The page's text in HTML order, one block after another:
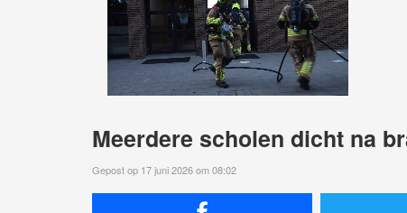
Meerdere scholen dicht na
Gepost op 17 juni 2026 om 08:02